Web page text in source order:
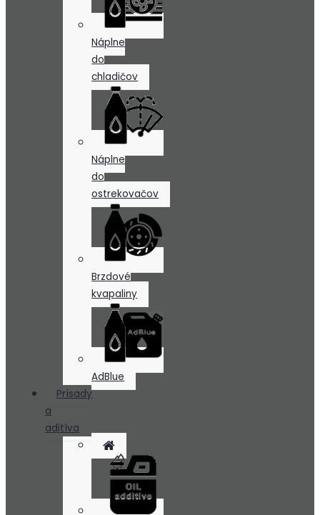
Náplne
do
chladičov
Náplne
do
ostrekovačov
Brzdové
kvapaliny
AdBlue
Prísady
a
aditíva